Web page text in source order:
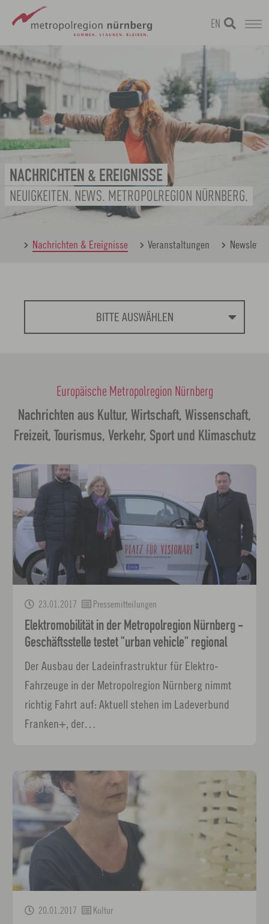
Zum
Hauptinhalt
springen
metropolregion
EN
NACHRICHTEN & EREIGNISSE
NEUIGKEITEN. NEWS. METROPOLREGION NÜRNBERG.
Nachrichten & Ereignisse Veranstaltungen Newsletter
BITTE AUSWÄHLEN
Nachrichten aus Kultur, Wirtschaft, Wissenschaft,
Freizeit, Tourismus, Verkehr, Sport und Klimaschutz
Europäische Metropolregion Nürnberg
23.01.2017 Pressemitteilungen
Elektromobilität in der Metropolregion Nürnberg -
Geschäftsstelle testet "urban vehicle" regional
Der Ausbau der Ladeinfrastruktur für Elektro-
Fahrzeuge in der Metropolregion Nürnberg nimmt
richtig Fahrt auf: Aktuell stehen im Ladeverbund
Franken+, der…
20.01.2017 Kultur